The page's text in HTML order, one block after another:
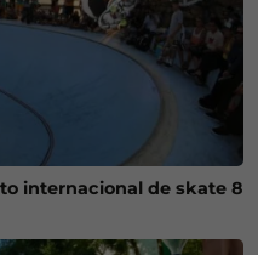
internacional de skate 8